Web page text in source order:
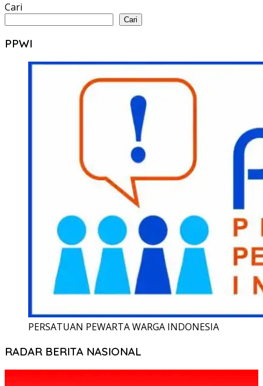
Cari
Cari
PPWI
PERSATUAN PEWARTA WARGA INDONESIA
RADAR BERITA NASIONAL